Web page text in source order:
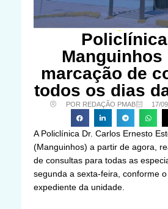
marcação de
todos os dias
POR REDAÇÃO PMAB 17/
A Policlínica Dr. Carlos Ernesto
(Manguinhos) a partir de agora,
de consultas para todas as
segunda a sexta-feira, conforme
expediente da unidade.